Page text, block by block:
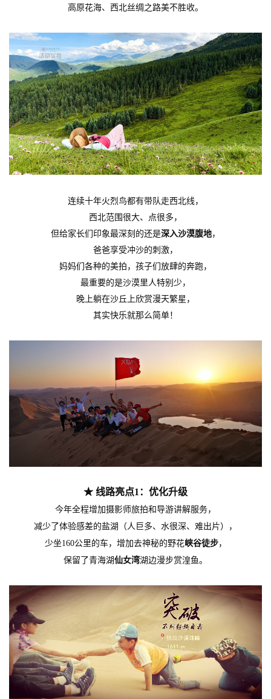
高原花海、西北丝绸之路美不胜收。
连续十年火烈鸟都有带队走西北线，
西北范围很大、点很多，
但给家长们印象最深刻的还是深入沙漠腹地，
爸爸享受冲沙的刺激，
妈妈们各种的美拍，孩子们放肆的奔跑，
最重要的是沙漠里人特别少，
晚上躺在沙丘上欣赏漫天繁星，
其实快乐就那么简单！
★ 线路亮点1 ：优化升级
今年全程增加摄影师旅拍和导游讲解服务，
减少了体验感差的盐湖（人巨多、水很深、难出片），
少坐160公里的车，增加去神秘的野花峡谷徒步，
保留了青海湖仙女湾湖边漫步赏湟鱼。